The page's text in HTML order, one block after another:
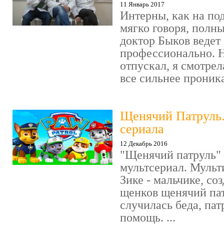
11 Январь 2017
Интерны, как на
мягко говоря,
доктор Быков ведет
профессионально.
отпускал, я
все сильнее
Щенячий
сериала
12 Декабрь 2016
"Щенячий патруль"
мультсериал.
Зике - мальчике,
щенков щенячий
случилась беда,
помощь. ...